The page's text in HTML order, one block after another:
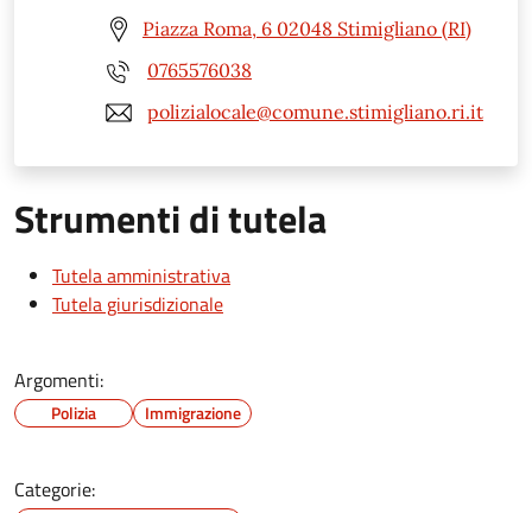
Piazza Roma, 6 02048 Stimigliano (RI)
0765576038
polizialocale@comune.stimigliano.ri.it
Strumenti di tutela
Tutela amministrativa
Tutela giurisdizionale
Argomenti:
Polizia Immigrazione
Categorie: